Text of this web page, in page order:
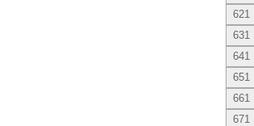
621
631
641
651
661
671